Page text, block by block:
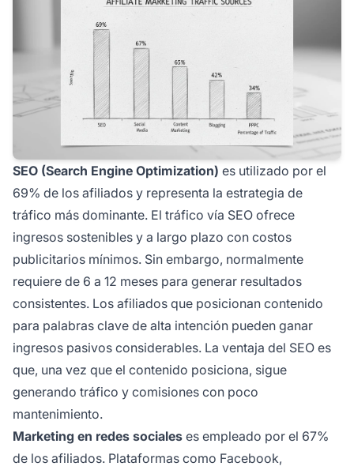
SEO (Search Engine Optimization) es utilizado por el
69% de los afiliados y representa la estrategia de
tráfico más dominante. El tráfico vía SEO ofrece
ingresos sostenibles y a largo plazo con costos
publicitarios mínimos. Sin embargo, normalmente
requiere de 6 a 12 meses para generar resultados
consistentes. Los afiliados que posicionan contenido
para palabras clave de alta intención pueden ganar
ingresos pasivos considerables. La ventaja del SEO es
que, una vez que el contenido posiciona, sigue
generando tráfico y comisiones con poco
mantenimiento.
Marketing en redes sociales es empleado por el 67%
de los afiliados. Plataformas como Facebook,